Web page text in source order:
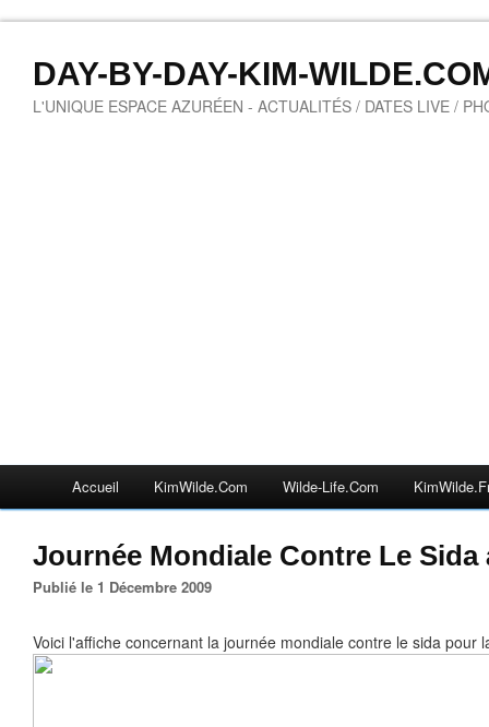
DAY-BY-DAY-KIM-
L'UNIQUE ESPACE AZURÉEN - ACTUALITÉS / DATES LIVE /
Accueil KimWilde.com Wilde-Life.com
Journée Mondiale Contre Le Sida
Publié le 1 Décembre 2009
Voici l'affiche concernant la journée mondiale contre le sida pour